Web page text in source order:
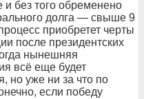
и без того обременено
долга — свыше 9
приобретет черты
после президентских
нынешняя
всё еще будет
но уже ни за что по
если победу